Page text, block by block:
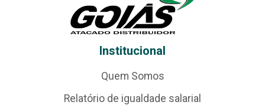
Institucional
Quem Somos
Relatório de igualdade salarial